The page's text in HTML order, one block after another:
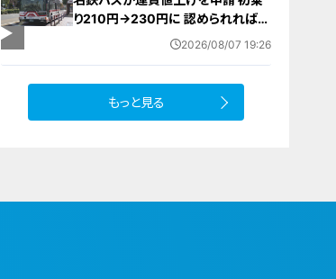
り210円→230円に 認められれば
12月から全路線で平均1割程度の値
2026/08/07 19:26
もっと見る